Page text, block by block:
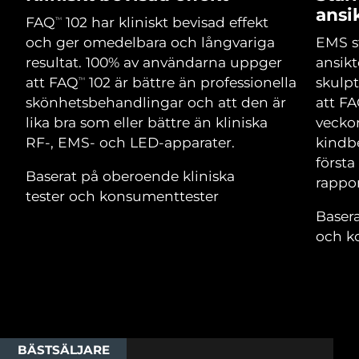
FAQTM
102 har kliniskt bevisad effekt
och ger omedelbara och långvariga
resultat. 100% av användarna uppger
att FAQTM
102 är bättre än professionella
skönhetsbehandlingar och att den är
lika bra som eller bättre än kliniska
RF-, EMS- och LED-apparater.
Baserat på oberoende kliniska
tester och konsumenttester
EMS
att
första
och
BÄSTSÄLJARE
18% PAP
Kosmetika Man
Handla allt
FOREO APP
Israel Förväntad leverans 8/12/26
Italien Förväntad leverans 8/8/26
Japan Förväntad leverans
Jersey
Kazakstan Förväntad leverans 8/10/26
8/8/26